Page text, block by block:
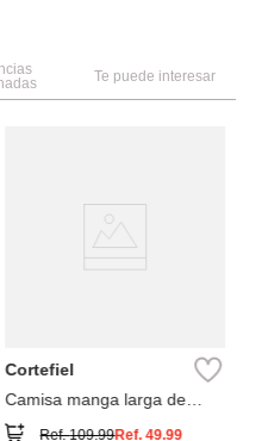
Te puede interesar
Cortefiel
Camisa manga larga de
Ref.109.99Ref.49.99